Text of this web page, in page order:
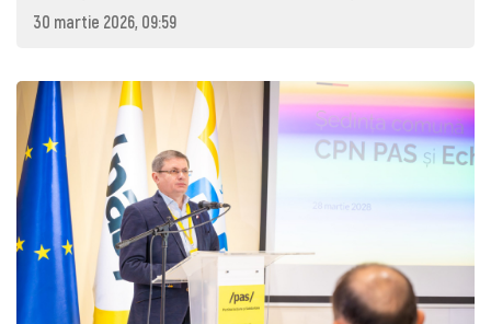
30 martie 2026, 09:59